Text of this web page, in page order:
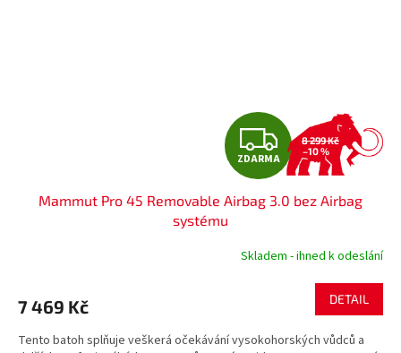
Z
D
A
R
A
ZDARMA
8 299 Kč
–10 %
Mammut Pro 45 Removable Airbag 3.0 bez Airbag
systému
Skladem - ihned k odeslání
7 469 Kč DETAIL
Tento batoh splňuje veškerá očekávání vysokohorských vůdců a